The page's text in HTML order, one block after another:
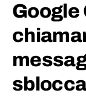
Google